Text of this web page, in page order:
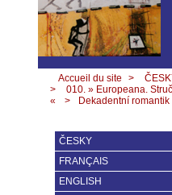
Accueil du site >
>
010. » Europeana.
«
> Dekadentní romantik
ČESKY
FRANÇAIS
ENGLISH